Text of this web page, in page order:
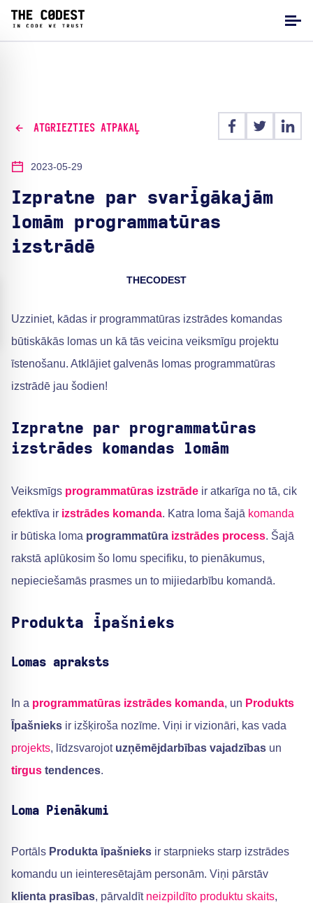
ATGRIEZTIES ATPAKAĻ
2023-05-29
Izpratne par svarīgākajām
lomām programmatūras
izstrādē
THECODEST
Uzziniet, kādas ir programmatūras izstrādes komandas
būtiskākās lomas un kā tās veicina veiksmīgu projektu
īstenošanu. Atklājiet galvenās lomas programmatūras
izstrādē jau šodien!
Izpratne par programmatūras
izstrādes komandas lomām
Veiksmīgs programmatūras izstrāde ir atkarīga no tā, cik
efektīva ir izstrādes komanda. Katra loma šajā komanda
ir būtiska loma programmatūra izstrādes process. Šajā
rakstā aplūkosim šo lomu specifiku, to pienākumus,
nepieciešamās prasmes un to mijiedarbību komandā.
Produkta īpašnieks
Lomas apraksts
In a programmatūras izstrādes komanda, un Produkts
Īpašnieks ir izšķiroša nozīme. Viņi ir vizionāri, kas vada
projekts, līdzsvarojot uzņēmējdarbības vajadzības un
tirgus tendences.
Loma Pienākumi
Portāls Produkta īpašnieks ir starpnieks starp izstrādes
komandu un ieinteresētajām personām. Viņi pārstāv
klienta prasības, pārvaldīt neizpildīto produktu skaits,